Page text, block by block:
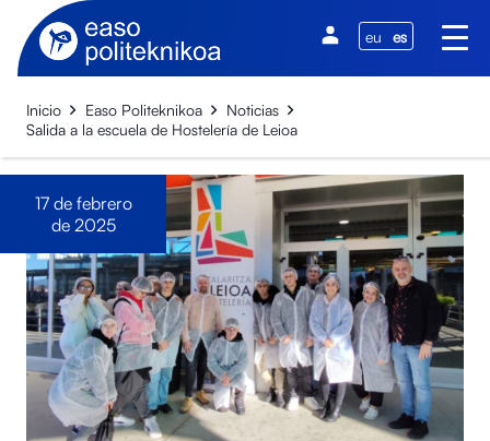
eu es
Inicio Easo Politeknikoa
Noticias
Salida a la escuela de Hostelería de Leioa
17 de febrero
de 2025